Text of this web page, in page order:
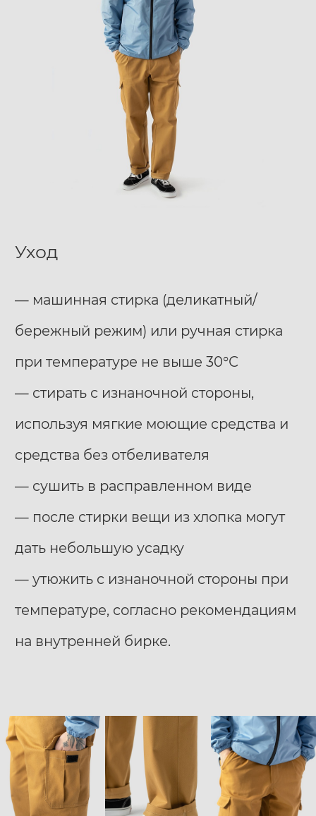
Уход
— машинная стирка (деликатный/
бережный режим) или ручная стирка
при температуре не выше 30°С
— стирать с изнаночной стороны,
используя мягкие моющие средства и
средства без отбеливателя
— сушить в расправленном виде
— после стирки вещи из хлопка могут
дать небольшую усадку
— утюжить с изнаночной стороны при
температуре, согласно рекомендациям
на внутренней бирке.